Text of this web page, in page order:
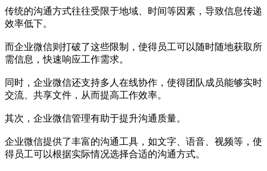
传统的沟通方式往往受限于地域、时间等因素，导致信息传递
效率低下。
而企业微信则打破了这些限制，使得员工可以随时随地获取所
需信息，快速响应工作需求。
同时，企业微信还支持多人在线协作，使得团队成员能够实时
交流、共享文件，从而提高工作效率。
其次，企业微信管理有助于提升沟通质量。
企业微信提供了丰富的沟通工具，如文字、语音、视频等，使
得员工可以根据实际情况选择合适的沟通方式。